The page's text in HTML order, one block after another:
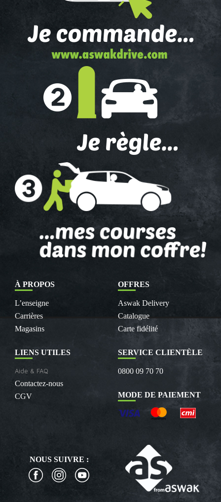
À PROPOS
L’enseigne
Carrières
Magasins
OFFRES
Aswak Delivery
Catalogue
Carte fidélité
LIENS UTILES
Aide & FAQ
Contactez-nous
CGV
SERVICE CLIENTÈLE
0800 09 70 70
MODE DE PAIEMENT
NOUS SUIVRE :